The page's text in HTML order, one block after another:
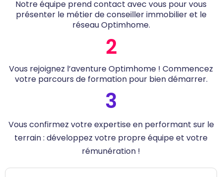
Notre équipe prend contact avec vous pour vous
présenter le métier de conseiller immobilier et le
réseau Optimhome.
2
Vous rejoignez l’aventure Optimhome ! Commencez
votre parcours de formation pour bien démarrer.
3
Vous confirmez votre expertise en performant sur le
terrain : développez votre propre équipe et votre
rémunération !